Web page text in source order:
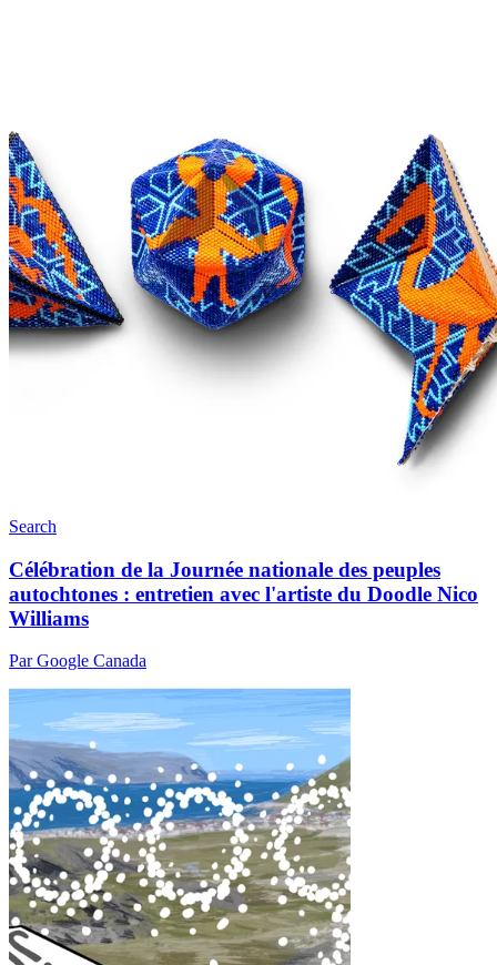
Search
Célébration de la Journée nationale des peuples
autochtones : entretien avec l'artiste du Doodle Nico
Williams
Par Google Canada